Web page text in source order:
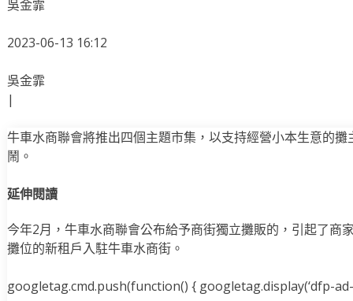
吳金霏
2023-06-13 16:12
吳金霏
|
牛車水商聯會將推出四個主題市集，以支持經營小本生意的
鬧。
延伸閱讀
今年2月，牛車水商聯會公布給予商街獨立攤販的，引起了商
攤位的新租戶入駐牛車水商街。
googletag.cmd.push(function() { googletag.display(‘dfp-ad-